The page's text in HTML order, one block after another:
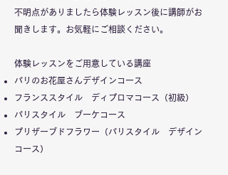
不明点がありましたら体験レッスン後に講師がお
聞きします。お気軽にご相談ください。
体験レッスンをご用意している講座
パリのお花屋さんデザインコース
フランススタイル ディプロマコース（初級）
パリスタイル ブーケコース
プリザーブドフラワー（パリスタイル デザイン
コース）